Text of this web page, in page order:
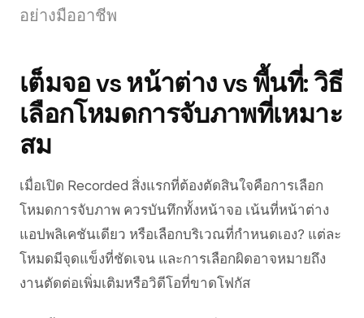
อย่างมืออาชีพ
เต็มจอ vs หน้าต่าง vs พื้นที่: วิธี
เลือกโหมดการจับภาพที่เหมาะ
สม
เมื่อเปิด Recorded สิ่งแรกที่ต้องตัดสินใจคือการเลือก
โหมดการจับภาพ ควรบันทึกทั้งหน้าจอ เน้นที่หน้าต่าง
แอปพลิเคชันเดียว หรือเลือกบริเวณที่กำหนดเอง? แต่ละ
โหมดมีจุดแข็งที่ชัดเจน และการเลือกผิดอาจหมายถึง
งานตัดต่อเพิ่มเติมหรือวิดีโอที่ขาดโฟกัส